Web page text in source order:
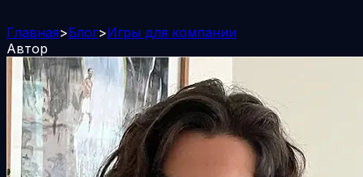
Главная>Блог>Игры для компании
Автор